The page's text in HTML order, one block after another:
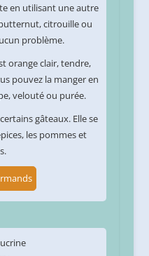
en utilisant une autre
citrouille ou
problème.
orange clair, tendre,
pouvez la manger en
velouté ou purée.
gâteaux. Elle se
les pommes et